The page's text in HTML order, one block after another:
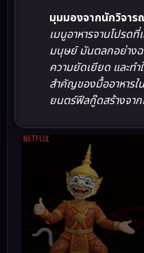
มุมมองจากนักวิจาร
เมนูอาหารจานโปรด
มนุษย์ มันตลกอย่างฉ
ความยัดเยียด และทำ
สำคัญของมื้ออาหาร
ยนตร์ฟีลกู๊ดสร้างจา